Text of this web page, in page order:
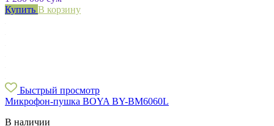
Купить В корзину
Быстрый просмотр
Микрофон-пушка BOYA BY-BM6060L
В наличии